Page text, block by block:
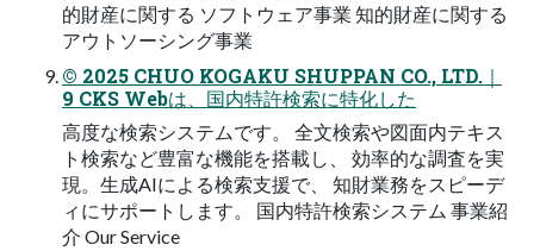
的財産に関する ソフトウェア事業 知的財産に関する
アウトソーシング事業
© 2025 CHUO KOGAKU SHUPPAN CO., LTD.｜
9 CKS Webは、国内特許検索に特化した
高度な検索システムです。 全文検索や図面内テキス
ト検索など豊富な機能を搭載し、 効率的な調査を実
現。生成AIによる検索支援で、 知財業務をスピーデ
ィにサポートします。 国内特許検索システム 事業紹
介 Our Service